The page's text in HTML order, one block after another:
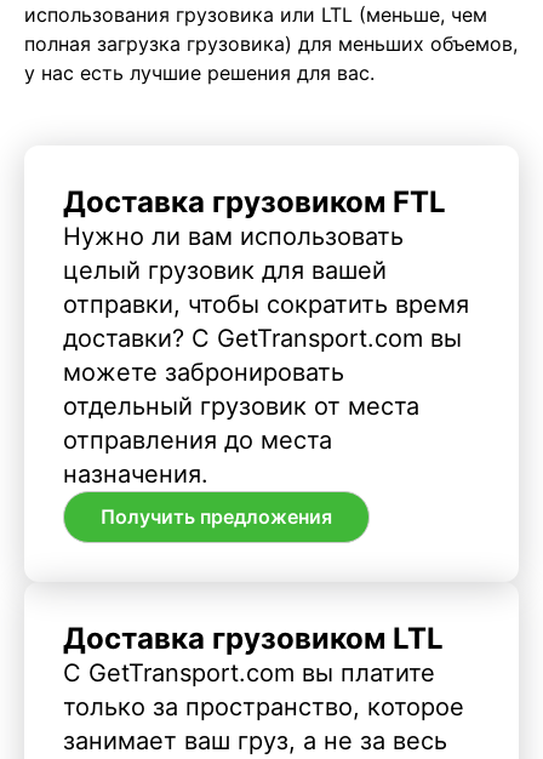
использования грузовика или LTL (меньше, чем
полная загрузка грузовика) для меньших объемов,
у нас есть лучшие решения для вас.
Доставка грузовиком FTL
Нужно ли вам использовать
целый грузовик для вашей
отправки, чтобы сократить время
доставки? С GetTransport.com вы
можете забронировать
отдельный грузовик от места
отправления до места
назначения.
Получить предложения
Доставка грузовиком LTL
С GetTransport.com вы платите
только за пространство, которое
занимает ваш груз, а не за весь